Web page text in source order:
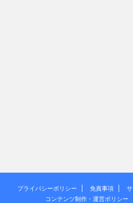
プライバシーポリシー 免責事項
コンテンツ制作・運営ポリシー